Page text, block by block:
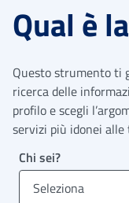
Qual è
Questo strumento ti
ricerca delle
profilo e scegli
servizi più idonei alle
Chi sei?
Seleziona